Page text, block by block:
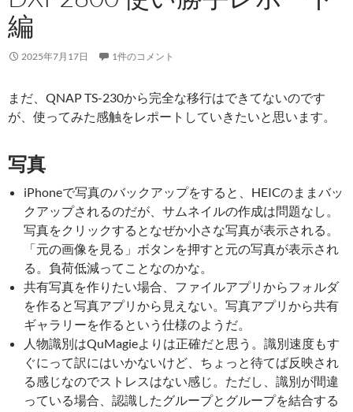
編
2025年7月17日 1件のコメント
まだ、QNAP TS-230から完全な移行はできてないのです
が、使ってみた感触をレポートしていきたいと思います。
写真
iPhoneで写真のバックアップをすると、HEICのままバッ
クアップされるのだが、サムネイルの作成は問題なし。
写真をクリックするとなぜか小さな写真が表示される。
「元の画像を見る」ボタンを押すと元の写真が表示され
る。負荷低減ってことなのかな。
共有写真を作りたい場合、ファイルアプリからフォルダ
を作ると写真アプリから見えない。写真アプリから共有
ギャラリーを作るという仕様のようだ。
人物識別はQuMagieよりは正確だと思う。識別速度もす
ぐにって訳にはいかないけど、ちょっと待てば反映され
る感じなのでストレスはない感じ。ただし、識別が間違
っている場合、認識したグループとグループを結合する